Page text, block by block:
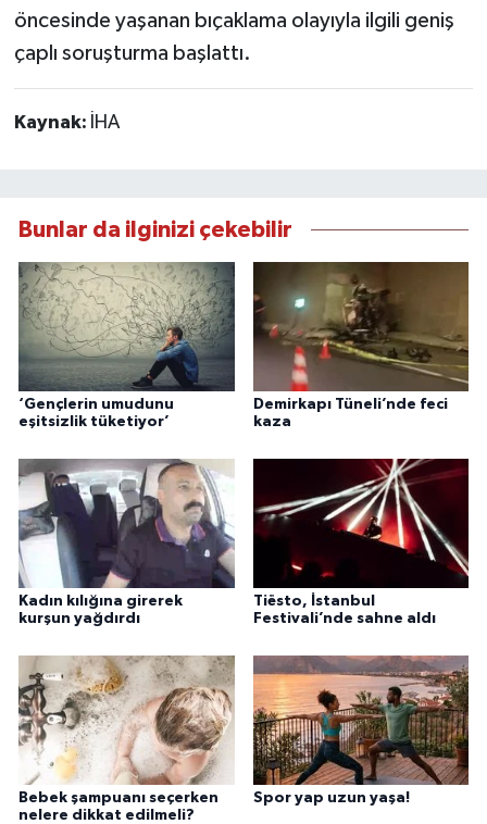
öncesinde yaşanan bıçaklama olayıyla ilgili geniş
çaplı soruşturma başlattı.
Kaynak: İHA
Bunlar da ilginizi çekebilir
‘Gençlerin umudunu
eşitsizlik tüketiyor’
Demirkapı Tüneli’nde feci
kaza
Kadın kılığına girerek
kurşun yağdırdı
Tiësto, İstanbul
Festivali’nde sahne aldı
Bebek şampuanı seçerken
nelere dikkat edilmeli?
Spor yap uzun yaşa!